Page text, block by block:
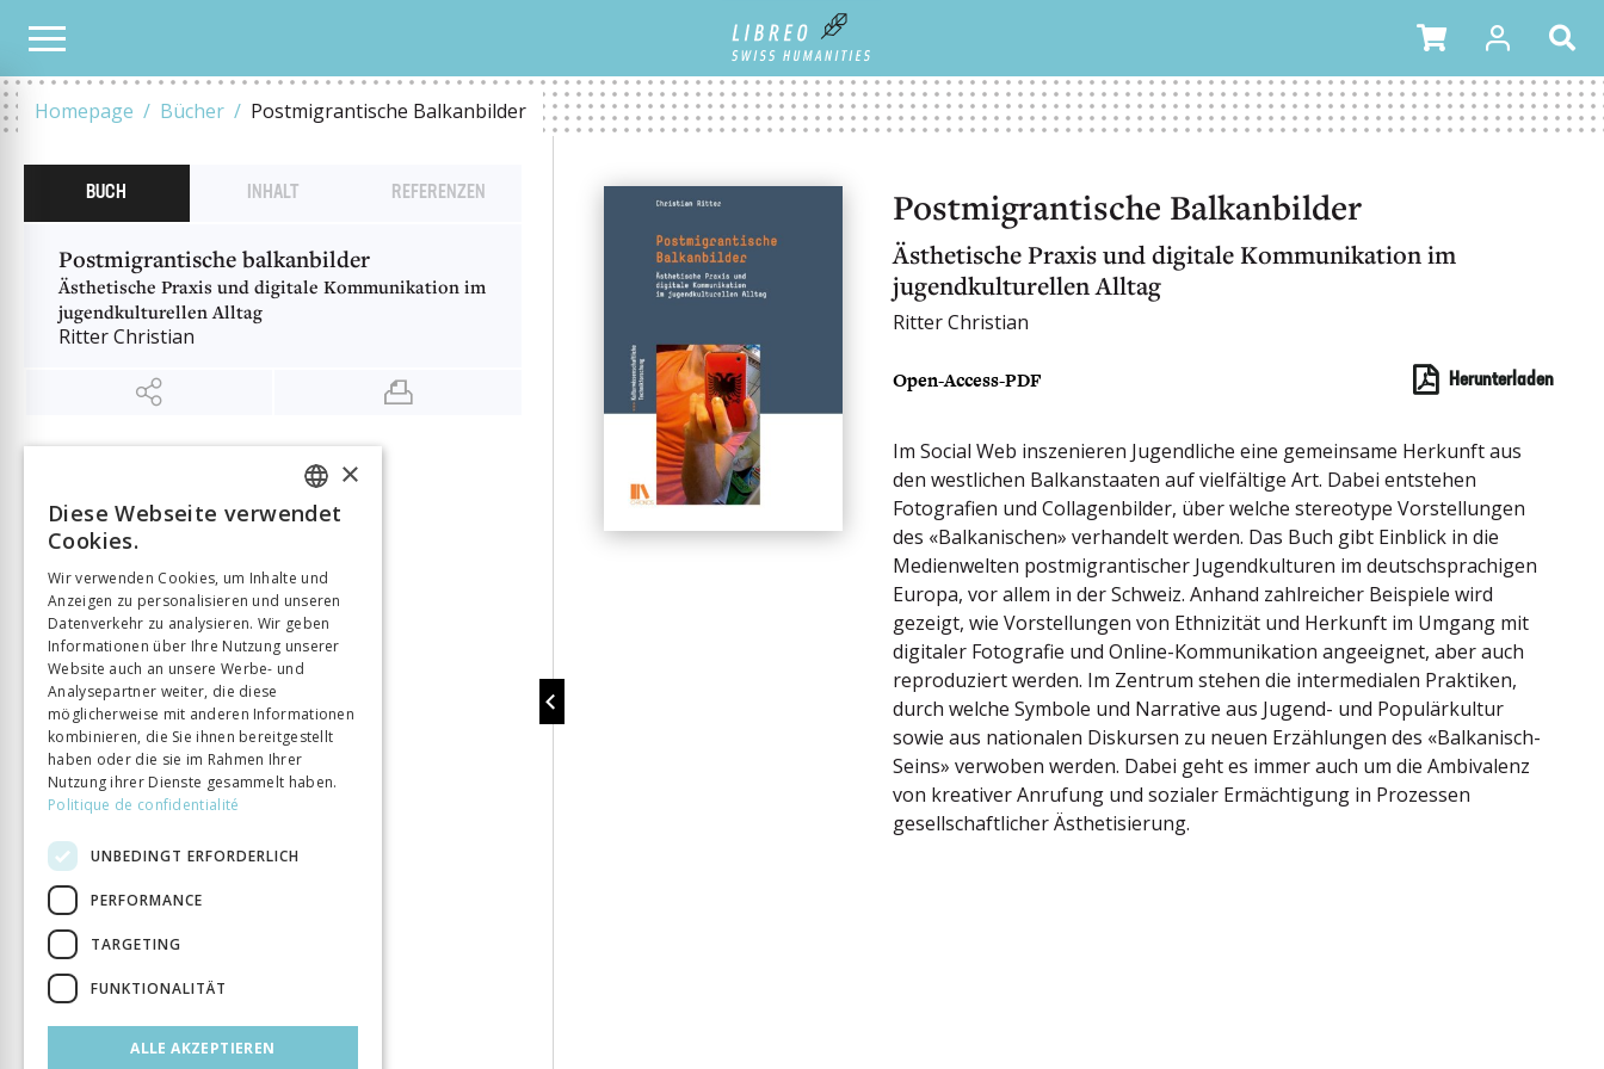
Homepage Bücher Postmigrantische Balkanbilder
UNSER KATALOG
Postmigrantische Balkanbilder
Ästhetische Praxis und digitale Kommunikation im
jugendkulturellen Alltag
Ritter Christian
Open-Access-PDF Herunterladen
Im Social Web inszenieren Jugendliche eine gemeinsame Herkunft aus
den westlichen Balkanstaaten auf vielfältige Art. Dabei entstehen
Fotografien und Collagenbilder, über welche stereotype Vorstellungen
des «Balkanischen» verhandelt werden. Das Buch gibt Einblick in die
Medienwelten postmigrantischer Jugendkulturen im deutschsprachigen
Europa, vor allem in der Schweiz. Anhand zahlreicher Beispiele wird
gezeigt, wie Vorstellungen von Ethnizität und Herkunft im Umgang mit
digitaler Fotografie und Online-Kommunikation angeeignet, aber auch
reproduziert werden. Im Zentrum stehen die intermedialen Praktiken,
durch welche Symbole und Narrative aus Jugend- und Populärkultur
sowie aus nationalen Diskursen zu neuen Erzählungen des «Balkanisch-
Seins» verwoben werden. Dabei geht es immer auch um die Ambivalenz
von kreativer Anrufung und sozialer Ermächtigung in Prozessen
gesellschaftlicher Ästhetisierung.
BUCH INHALT REFERENZEN
Postmigrantische balkanbilder
Ästhetische Praxis und digitale Kommunikation im
jugendkulturellen Alltag
Ritter Christian
Verlag
Chronos Verlag
ISBN
Sprache
Deutsch
Seitenzahl
266
Erscheinungsjahr
1 Jan. 2018
Art des Buches
Monographie
DOI
10.33057/chronos.1416
FRENCH
ITALIAN
×
Diese Webseite verwendet
Cookies.
Wir verwenden Cookies, um Inhalte und
Anzeigen zu personalisieren und unseren
Datenverkehr zu analysieren. Wir geben
Informationen über Ihre Nutzung unserer
Website auch an unsere Werbe- und
Analysepartner weiter, die diese
möglicherweise mit anderen Informationen
kombinieren, die Sie ihnen bereitgestellt
haben oder die sie im Rahmen Ihrer
Nutzung ihrer Dienste gesammelt haben.
Politique de confidentialité
UNBEDINGT ERFORDERLICH
PERFORMANCE
TARGETING
FUNKTIONALITÄT
ALLE AKZEPTIEREN